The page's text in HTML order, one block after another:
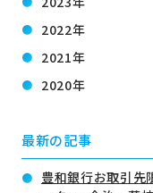
2022年
2021年
2020年
最新の記事
豊和銀行お取引先